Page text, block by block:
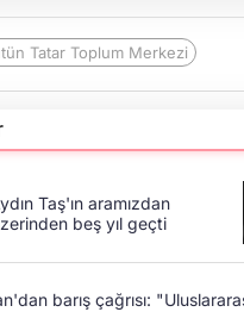
Tatar Toplum Merkezi
Taş'ın aramızdan
üzerinden beş yıl geçti
barış çağrısı: